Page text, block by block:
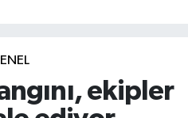
ekipler